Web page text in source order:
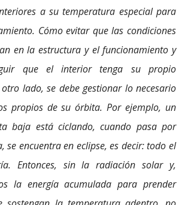
a su temperatura especial para
Cómo evitar que las condiciones
en la estructura y el funcionamiento y
que el interior tenga su propio
lado, se debe gestionar lo necesario
propios de su órbita. Por ejemplo, un
baja está ciclando, cuando pasa por
se encuentra en eclipse, es decir: todo el
Entonces, sin la radiación solar y,
la energía acumulada para prender